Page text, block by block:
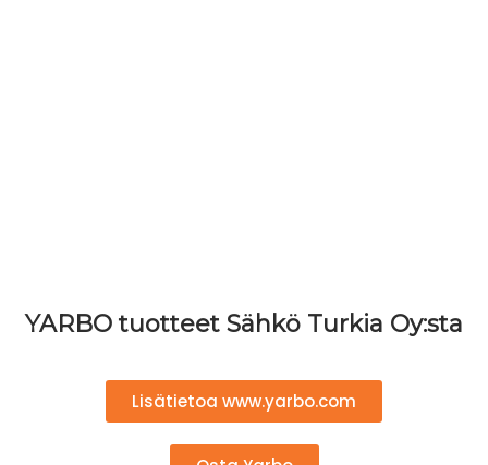
YARBO tuotteet Sähkö Turkia Oy:sta
Lisätietoa www.yarbo.com